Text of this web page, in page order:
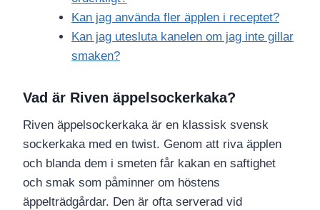
Kan jag använda fler äpplen i receptet?
Kan jag utesluta kanelen om jag inte gillar
smaken?
Vad är Riven äppelsockerkaka?
Riven äppelsockerkaka är en klassisk svensk
sockerkaka med en twist. Genom att riva äpplen
och blanda dem i smeten får kakan en saftighet
och smak som påminner om höstens
äppelträdgårdar. Den är ofta serverad vid